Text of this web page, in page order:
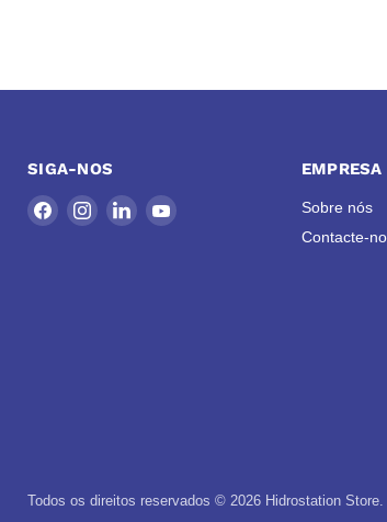
SIGA-NOS
Encontre-
nos
Encontre-
nos
Encontre-
nos
Encontre-
EMPRESA
Sobre nós
Contacte-
Todos os direitos reservados © 2026 Hidrostation Store.